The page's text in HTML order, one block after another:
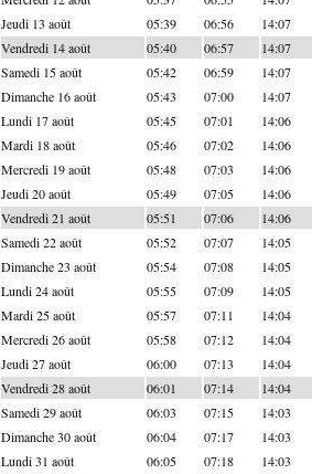
Jeudi 13 août 05:39 06:56 14:07
Vendredi 14 août 05:40 06:57 14:07
Samedi 15 août 05:42 06:59 14:07
Dimanche 16 août 05:43 07:00 14:07
Lundi 17 août 05:45 07:01 14:06
Mardi 18 août 05:46 07:02 14:06
Mercredi 19 août 05:48 07:03 14:06
Jeudi 20 août 05:49 07:05 14:06
Vendredi 21 août 05:51 07:06 14:06
Samedi 22 août 05:52 07:07 14:05
Dimanche 23 août 05:54 07:08 14:05
Lundi 24 août 05:55 07:09 14:05
Mardi 25 août 05:57 07:11 14:04
Mercredi 26 août 05:58 07:12 14:04
Jeudi 27 août 06:00 07:13 14:04
Vendredi 28 août 06:01 07:14 14:04
Samedi 29 août 06:03 07:15 14:03
Dimanche 30 août 06:04 07:17 14:03
Lundi 31 août 06:05 07:18 14:03